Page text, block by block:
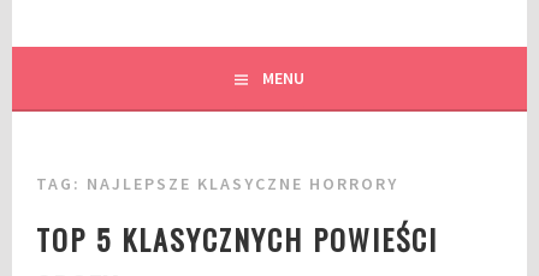
MENU
TAG: NAJLEPSZE KLASYCZNE HORRORY
TOP 5 KLASYCZNYCH POWIEŚCI